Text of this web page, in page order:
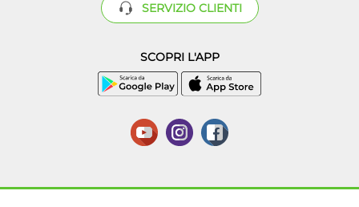
SERVIZIO CLIENTI
SCOPRI L'APP